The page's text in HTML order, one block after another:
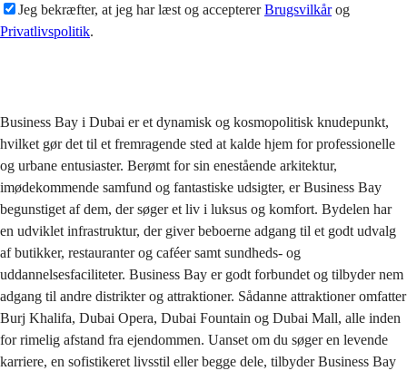
Jeg bekræfter, at jeg har læst og acceptererBrugsvilkårog
Privatlivspolitik.
Business Bay i Dubai er et dynamisk og kosmopolitisk knudepunkt,
hvilket gør det til et fremragende sted at kalde hjem for professionelle
og urbane entusiaster. Berømt for sin enestående arkitektur,
imødekommende samfund og fantastiske udsigter, er Business Bay
begunstiget af dem, der søger et liv i luksus og komfort. Bydelen har
en udviklet infrastruktur, der giver beboerne adgang til et godt udvalg
af butikker, restauranter og caféer samt sundheds- og
uddannelsesfaciliteter. Business Bay er godt forbundet og tilbyder nem
adgang til andre distrikter og attraktioner. Sådanne attraktioner omfatter
Burj Khalifa, Dubai Opera, Dubai Fountain og Dubai Mall, alle inden
for rimelig afstand fra ejendommen. Uanset om du søger en levende
karriere, en sofistikeret livsstil eller begge dele, tilbyder Business Bay